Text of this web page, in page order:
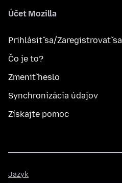
Účet Mozilla
Prihlásiť sa/Zaregistrovať sa
Čo je to?
Zmeniť heslo
Synchronizácia údajov
Získajte pomoc
Jazyk